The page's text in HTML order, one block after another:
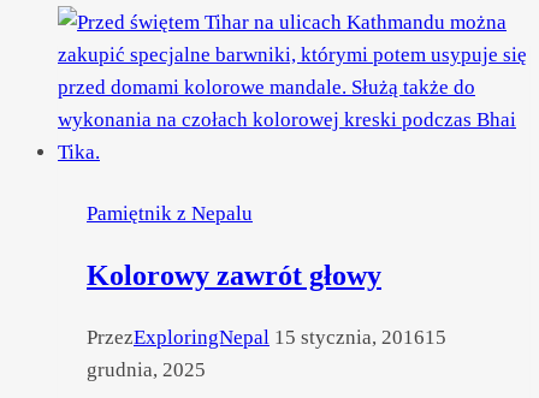
Pamiętnik z Nepalu
Kolorowy zawrót głowy
PrzezExploringNepal 15 stycznia, 201615
grudnia, 2025